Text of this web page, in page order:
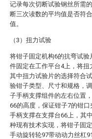
记录每次切断试验钢丝所需
断三次读数的平均值是否符
值。
（3）扭力试验
将钳子固定机构6的抗弯试
件固定在工作平台4上，将扭
其中扭力试验片的选择符合
验钳子类型、尺寸和规格，
子手柄支撑组件的左右位置
66的高度，保证钳子7的钳
手柄支撑在支撑台66上，其
种现有技术实现，将钳子固
手动旋转轮97带动动力丝杠